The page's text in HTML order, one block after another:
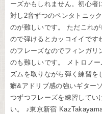
ーズかもしれません。初心者
対し2音ずつのペンタトニッ
のが難しいです。 ただこれ
ので弾けるとカッコイイです
のフレーズなのでフィンガリ
のも難しいです。 メトロノ
ズムを取りながら弾く練習
癖&アドリブ感の強いギター
つずつフレーズを練習してい
い。 ♪東京新宿